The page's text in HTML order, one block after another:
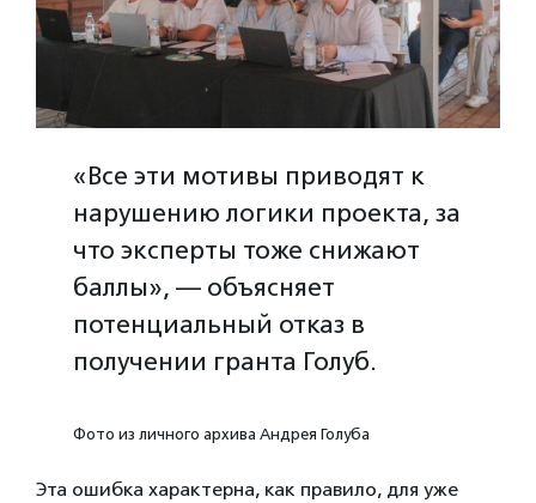
«Все эти мотивы приводят к
нарушению логики проекта, за
что эксперты тоже снижают
баллы», — объясняет
потенциальный отказ в
получении гранта Голуб.
Фото из личного архива Андрея Голуба
Эта ошибка характерна, как правило, для уже